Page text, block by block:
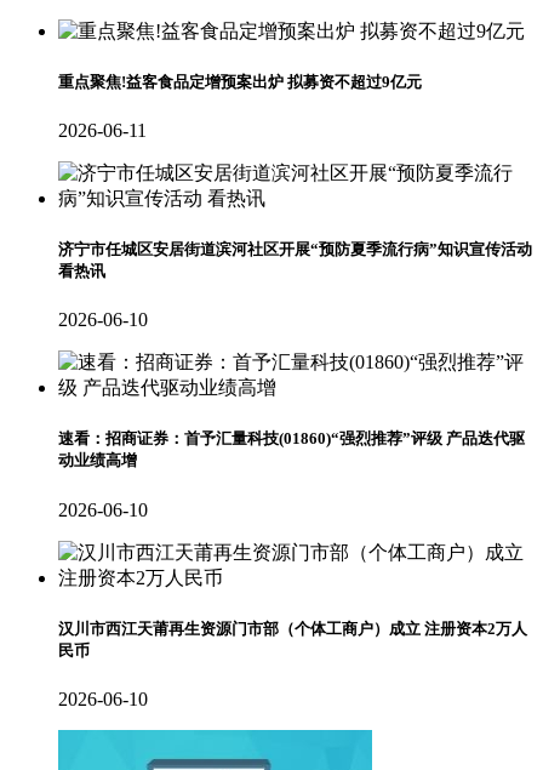
重点聚焦!益客食品定增预案出炉 拟募资不超过9亿元
2026-06-11
济宁市任城区安居街道滨河社区开展“预防夏季流行病”知识宣传活动
看热讯
2026-06-10
速看：招商证券：首予汇量科技(01860)“强烈推荐”评级 产品迭代驱
动业绩高增
2026-06-10
汉川市西江天莆再生资源门市部（个体工商户）成立 注册资本2万人
民币
2026-06-10